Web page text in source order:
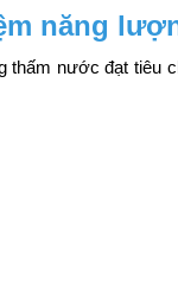
năng
thấm nước đạt tiêu